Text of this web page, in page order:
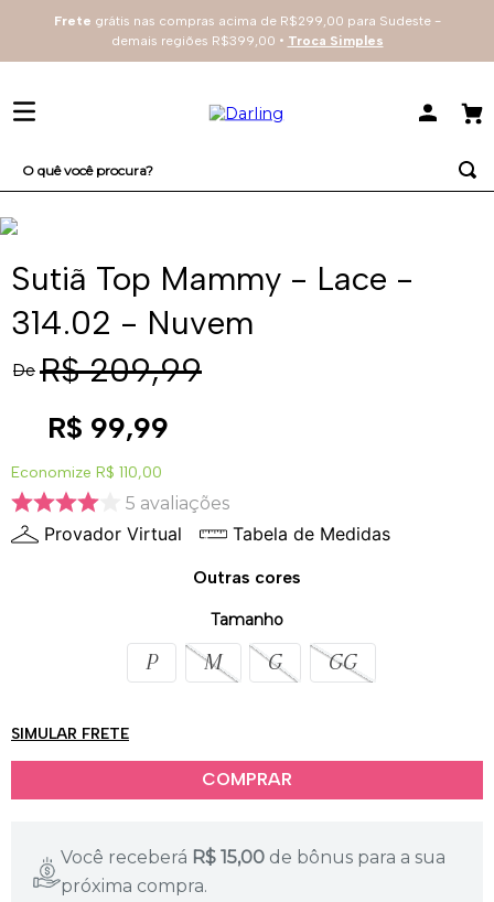
Frete grátis nas compras acima de R$299,00 para Sudeste -
demais regiões R$399,00 • Troca Simples
Sutiã Top Mammy - Lace -
314.02 - Nuvem
De R$ 209,99
R$ 99,99
Economize R$ 110,00
5 avaliações
Provador Virtual Tabela de Medidas
Outras cores
Tamanho
P M G GG
SIMULAR FRETE
Você receberá R$15,00 de bônus para a sua
próxima compra.
everyday
3º renda
4º tecno